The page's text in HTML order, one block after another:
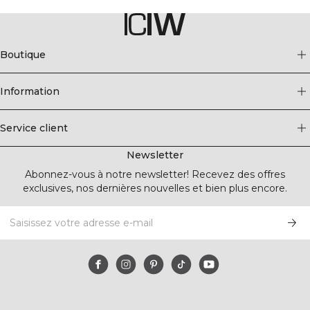
Boutique
Information
Service client
Newsletter
Abonnez-vous à notre newsletter! Recevez des offres
exclusives, nos dernières nouvelles et bien plus encore.